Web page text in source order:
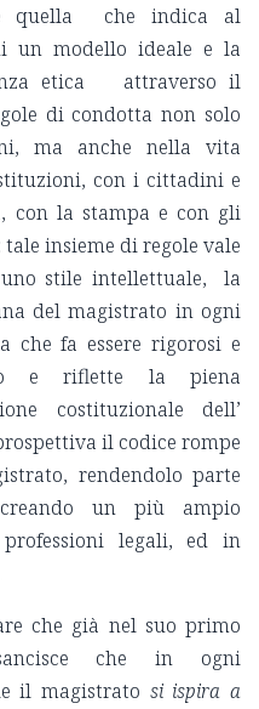
quella che indica al
un modello ideale e la
etica attraverso il
di condotta non solo
ma anche nella vita
con i cittadini e
con la stampa e con gli
insieme di regole vale
stile intellettuale, la
del magistrato in ogni
che fa essere rigorosi e
e riflette la piena
costituzionale dell’
il codice rompe
rendendolo parte
un più ampio
legali, ed in
che già nel suo primo
che in ogni
il magistrato si ispira a